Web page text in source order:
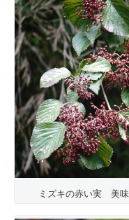
ミズキの赤い実 美